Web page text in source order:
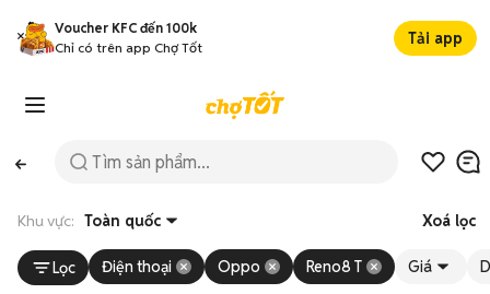
Voucher KFC đến 100k
Chỉ có trên app Chợ Tốt
Tải app
Khu vực: Toàn quốc Xoá lọc
Lọc Điện thoại Oppo Reno8 T Giá